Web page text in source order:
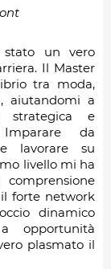
stato un vero
Il Master
tra moda,
aiutandomi a
strategica e
Imparare da
lavorare su
livello mi ha
forte network
dinamico
opportunità
plasmato il